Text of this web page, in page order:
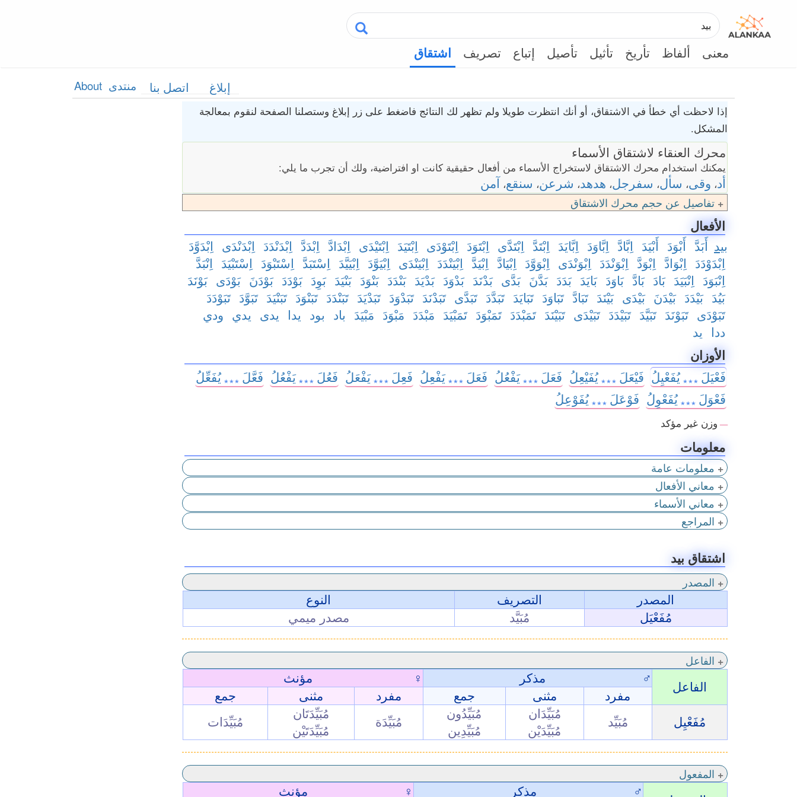
معنى ألفاظ تأريخ تأثيل تأصيل إتباع تصريف اشتقاق
About منتدى اتصل بنا إبلاغ
إذا لاحظت أي خطأ في الاشتقاق، أو أنك انتظرت طويلا ولم تظهر لك النتائج فاضغط على زر إبلاغ وستصلنا الصفحة لنقوم بمعالجة
المشكل.
محرك العنقاء لاشتقاق الأسماء
يمكنك استخدام محرك الاشتقاق لاستخراج الأسماء من أفعال حقيقية كانت او افتراضية، ولك أن تجرب ما يلي:
أد، وقى، سأل، سفرجل، هدهد، شرعن، سنقع، آمن
تفاصيل عن حجم محرك الاشتقاق
الأفعال
بيد أَبَدَّ أَبْوَدَ أَبْيَدَ اِبَّادَّ اِبَّاوَدَ اِبَّايَدَ اِبْتَدَّ اِبْتَدَّى اِبْتَوَدَ اِبْتَوْدَى اِبْتَيَدَ اِبْتَيْدَى اِبْدَادَّ اِبْدَدَّ اِبْدَنْدَدَ اِبْدَنْدَى اِبْدَوَّدَ
اِبْدَوْدَدَ اِبْوَادَّ اِبْوَدَّ اِبْوَنْدَدَ اِبْوَنْدَى اِبْوَوَّدَ اِبْيَادَّ اِبْيَدَّ اِبْيَنْدَدَ اِبْيَنْدَى اِبْيَوَّدَ اِبْيَيَّدَ اِسْتَبَدَّ اِسْتَبْوَدَ اِسْتَبْيَدَ اِنْبَدَّ
اِنْبَوَدَ اِنْبَيَدَ بَادَ بَادَّ بَاوَدَ بَايَدَ بَدَدَ بَدَّنَ بَدَّى بَدْنَدَ بَدْوَدَ بَدْيَدَ بَنْدَدَ بَنْوَدَ بَنْيَدَ بَوِدَ بَوْدَدَ بَوْدَنَ بَوْدَى بَوْنَدَ
بَيُدَ بَيْدَدَ بَيْدَنَ بَيْدَى بَيْنَدَ تَبَادَّ تَبَاوَدَ تَبَايَدَ تَبَدَّدَ تَبَدَّى تَبَدْنَدَ تَبَدْوَدَ تَبَدْيَدَ تَبَنْدَدَ تَبَنْوَدَ تَبَنْيَدَ تَبَوَّدَ تَبَوْدَدَ
تَبَوْدَى تَبَوْنَدَ تَبَيَّدَ تَبَيْدَدَ تَبَيْدَى تَبَيْنَدَ تَمَبْدَدَ تَمَبْوَدَ تَمَبْيَدَ مَبْدَدَ مَبْوَدَ مَبْيَدَ باد بود يدا يدى يدي ودي
ددا يد
الأوزان
فَعْيَلَ ٭٭٭ يُفَعْيِلُ فَيْعَلَ ٭٭٭ يُفَيْعِلُ فَعَلَ ٭٭٭ يَفْعُلُ فَعَلَ ٭٭٭ يَفْعِلُ فَعِلَ ٭٭٭ يَفْعَلُ فَعُلَ ٭٭٭ يَفْعُلُ فَعَّلَ ٭٭٭ يُفَعِّلُ
فَعْوَلَ ٭٭٭ يُفَعْوِلُ فَوْعَلَ ٭٭٭ يُفَوْعِلُ
— وزن غير مؤكد
معلومات
معلومات عامة
معاني الأفعال
معاني الأسماء
المراجع
اشتقاق بيد
المصدر
المصدر التصريف
النوع
مُفَعْيَل
مُبَيَّد مصدر ميمي
الفاعل
الفاعل
♂ مذكر ♀
مؤنث
مفرد
مثنى جمع مفرد مثنى
جمع
مُفَعْيِل
مُبَيِّد
مُبَيِّدَان
مُبَيِّدَيْن
مُبَيِّدُون
مُبَيِّدِين
مُبَيِّدَة
مُبَيِّدَتَان
مُبَيِّدَتَيْن
مُبَيِّدَات
المفعول
♂ مذكر ♀ مؤنث